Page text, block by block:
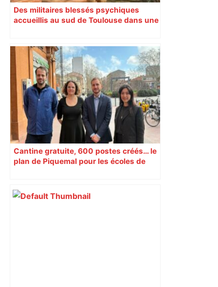
Des militaires blessés psychiques
accueillis au sud de Toulouse dans une
Cantine gratuite, 600 postes créés… le
plan de Piquemal pour les écoles de